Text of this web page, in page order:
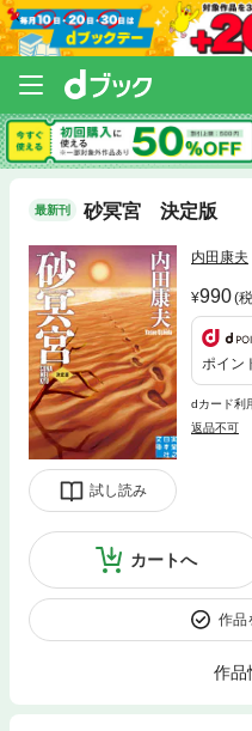
最新刊 砂冥宮 決定版
試し読み
内田康夫
990(
ポイン
dカード利
返品不可
カートへ
作品
作品